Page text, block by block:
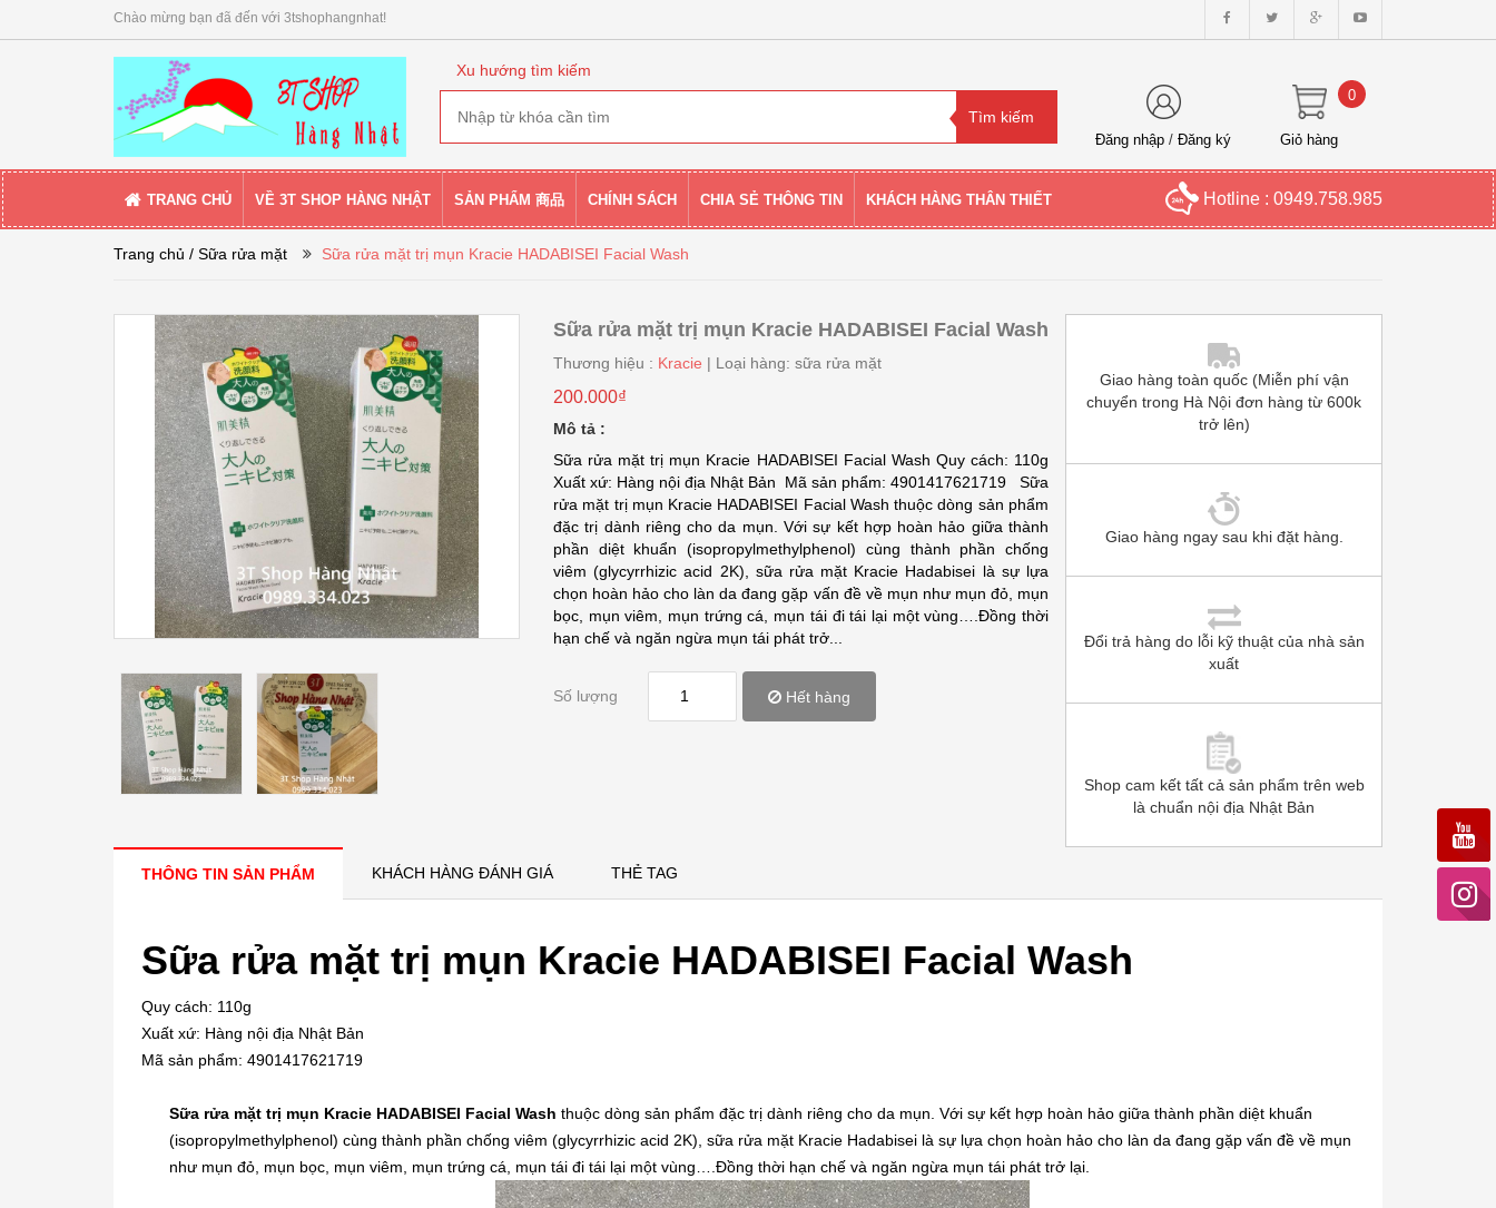
Chào mừng bạn đã đến với 3tshophangnhat!
Xu hướng tìm kiếm
Đăng nhập /Đăng ký Giỏ hàng
0
TRANG CHỦ VỀ 3T SHOP HÀNG NHẬT SẢN PHẨM 商品 CHÍNH SÁCH CHIA SẺ THÔNG TIN KHÁCH HÀNG THÂN THIẾT Hotline : 0949.758.985
Trang chủ / Sữa rửa mặt Sữa rửa mặt trị mụn Kracie HADABISEI Facial Wash
Sữa rửa mặt trị mụn Kracie HADABISEI Facial Wash
Thương hiệu : Kracie | Loại hàng: sữa rửa mặt
200.000₫
Mô tả :
Sữa rửa mặt trị mụn Kracie HADABISEI Facial Wash Quy cách: 110g
Xuất xứ: Hàng nội địa Nhật Bản Mã sản phẩm: 4901417621719 Sữa
rửa mặt trị mụn Kracie HADABISEI Facial Wash thuộc dòng sản phẩm
đặc trị dành riêng cho da mụn. Với sự kết hợp hoàn hảo giữa thành
phần diệt khuẩn (isopropylmethylphenol) cùng thành phần chống
viêm (glycyrrhizic acid 2K), sữa rửa mặt Kracie Hadabisei là sự lựa
chọn hoàn hảo cho làn da đang gặp vấn đề về mụn như mụn đỏ, mụn
bọc, mụn viêm, mụn trứng cá, mụn tái đi tái lại một vùng….Đồng thời
hạn chế và ngăn ngừa mụn tái phát trở...
Số lượng Hết hàng
Giao hàng toàn quốc (Miễn phí vận
chuyển trong Hà Nội đơn hàng từ 600k
trở lên)
Giao hàng ngay sau khi đặt hàng.
Đổi trả hàng do lỗi kỹ thuật của nhà sản
xuất
Shop cam kết tất cả sản phẩm trên web
là chuẩn nội địa Nhật Bản
THÔNG TIN SẢN PHẨM KHÁCH HÀNG ĐÁNH GIÁ THẺ TAG
Sữa rửa mặt trị mụn Kracie HADABISEI Facial Wash
Quy cách: 110g
Xuất xứ: Hàng nội địa Nhật Bản
Mã sản phẩm: 4901417621719
Sữa rửa mặt trị mụn Kracie HADABISEI Facial Wash thuộc dòng sản phẩm đặc trị dành riêng cho da mụn. Với sự kết hợp hoàn hảo giữa thành phần diệt khuẩn
(isopropylmethylphenol) cùng thành phần chống viêm (glycyrrhizic acid 2K), sữa rửa mặt Kracie Hadabisei là sự lựa chọn hoàn hảo cho làn da đang gặp vấn đề về mụn
như mụn đỏ, mụn bọc, mụn viêm, mụn trứng cá, mụn tái đi tái lại một vùng….Đồng thời hạn chế và ngăn ngừa mụn tái phát trở lại.